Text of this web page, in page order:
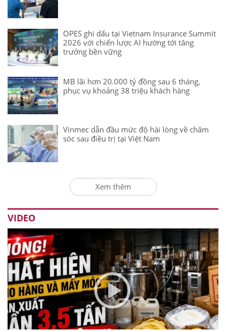
OPES ghi dấu tại Vietnam Insurance Summit
2026 với chiến lược AI hướng tới tăng
trưởng bền vững
MB lãi hơn 20.000 tỷ đồng sau 6 tháng,
phục vụ khoảng 38 triệu khách hàng
Vinmec dẫn đầu mức độ hài lòng về chăm
sóc sau điều trị tại Việt Nam
Xem thêm
VIDEO